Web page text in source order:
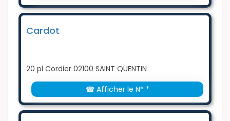
Cardot
20 pl Cordier 02100 SAINT QUENTIN
☎ Afficher le N° *